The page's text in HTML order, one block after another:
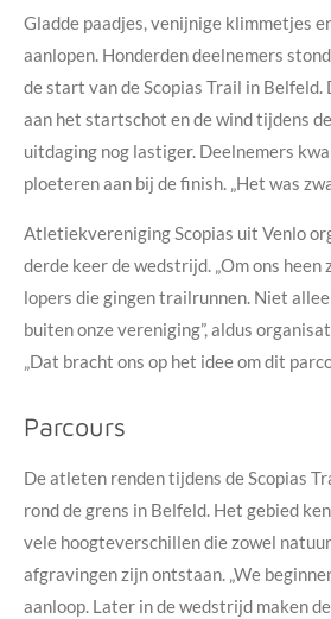
Gladde paadjes, venijnige klimmetjes
aanlopen. Honderden deelnemers
de start van de Scopias Trail in Belfeld.
aan het startschot en de wind tijdens
uitdaging nog lastiger. Deelnemers
ploeteren aan bij de finish. „Het was
Atletiekvereniging Scopias uit Venlo
derde keer de wedstrijd. „Om ons heen
lopers die gingen trailrunnen. Niet
buiten onze vereniging”, aldus
„Dat bracht ons op het idee om dit
Parcours
De atleten renden tijdens de Scopias
rond de grens in Belfeld. Het gebied
vele hoogteverschillen die zowel
afgravingen zijn ontstaan. „We
aanloop. Later in de wedstrijd maken